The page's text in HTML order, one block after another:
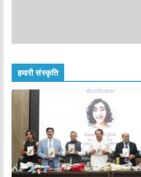
हमारी संस्कृति